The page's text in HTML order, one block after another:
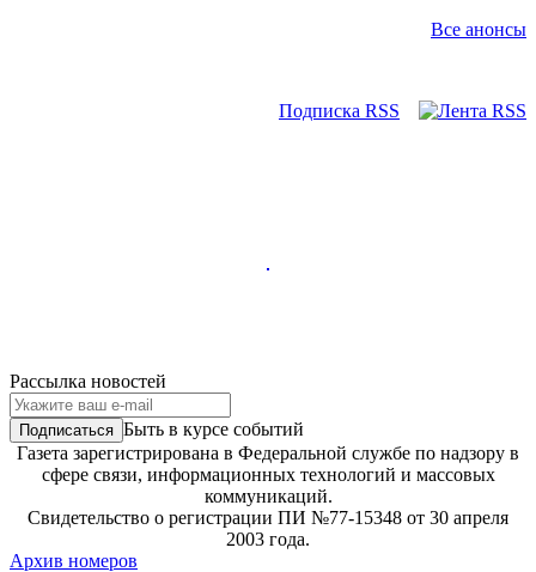
Все анонсы
Подписка RSS
Рассылка новостей
Быть в курсе событий
Газета зарегистрирована в Федеральной службе по надзору в
сфере связи, информационных технологий и массовых
коммуникаций.
Свидетельство о регистрации ПИ №77-15348 от 30 апреля
2003 года.
Архив номеров